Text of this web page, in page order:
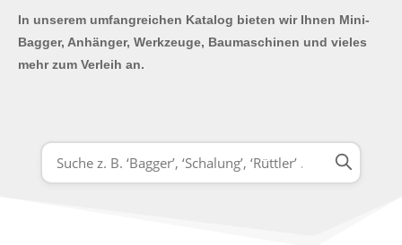
In unserem umfangreichen Katalog bieten wir Ihnen Mini-
Bagger, Anhänger, Werkzeuge, Baumaschinen und vieles
mehr zum Verleih an.